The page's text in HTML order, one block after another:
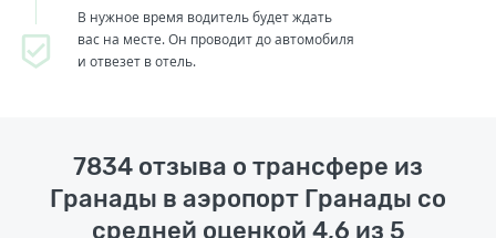
В нужное время водитель будет ждать
вас на месте. Он проводит до автомобиля
и отвезет в отель.
7834 отзыва о трансфере из
Гранады в аэропорт Гранады со
средней оценкой 4,6 из 5